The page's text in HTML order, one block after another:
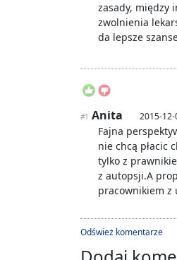
zasady, między
zwolnienia
da lepsze
#1 Anita 2015-
Fajna
nie chcą płacic
tylko z
z autopsji.A
pracownikiem z
Odśwież komentarze